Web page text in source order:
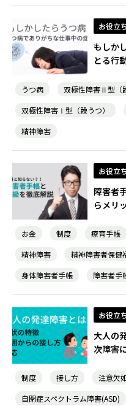
お役立
もしか
とる行
うつ病
双極性障害Ⅱ型（
双極性障害Ⅰ型（躁うつ）
精神障害
お役立
障害者
らメリ
お金 制度 療育手帳
精神障害
精神障害者保健
身体障害者手帳
障害者手
お役立
大人の
次障害
制度 接し方 注意欠
自閉症スペクトラム障害(ASD)